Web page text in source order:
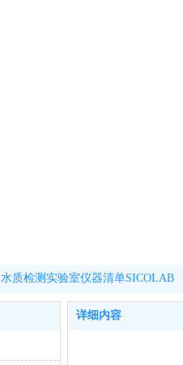
水质检测实验室仪器清单SICOLAB
详细内容